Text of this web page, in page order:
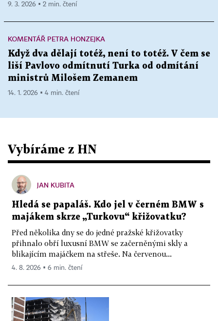
9. 3. 2026 ▪ 2 min. čtení
KOMENTÁŘ PETRA HONZEJKA
Když dva dělají totéž, není to totéž. V čem se
liší Pavlovo odmítnutí Turka od odmítání
ministrů Milošem Zemanem
14. 1. 2026 ▪ 4 min. čtení
Vybíráme z HN
JAN KUBITA
Hledá se papaláš. Kdo jel v černém BMW s
majákem skrze „Turkovu“ křižovatku?
Před několika dny se do jedné pražské křižovatky
přihnalo obří luxusní BMW se začerněnými skly a
blikajícím majáčkem na střeše. Na červenou...
4. 8. 2026 ▪ 6 min. čtení